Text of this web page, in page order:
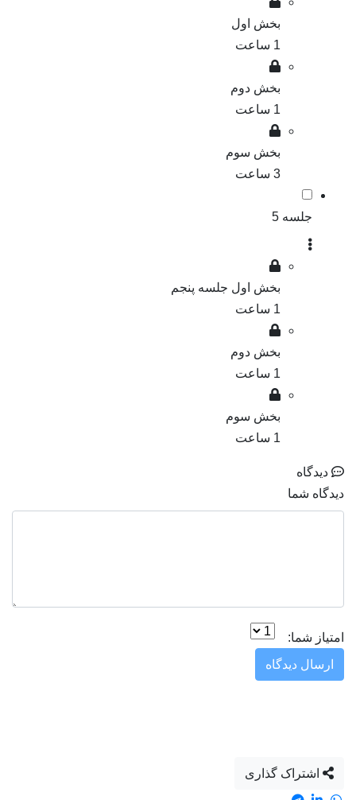
بخش اول
1 ساعت
بخش دوم
1 ساعت
بخش سوم
3 ساعت
جلسه 5
بخش اول جلسه پنجم
1 ساعت
بخش دوم
1 ساعت
بخش سوم
1 ساعت
دیدگاه
دیدگاه شما
امتیاز شما:
ارسال دیدگاه